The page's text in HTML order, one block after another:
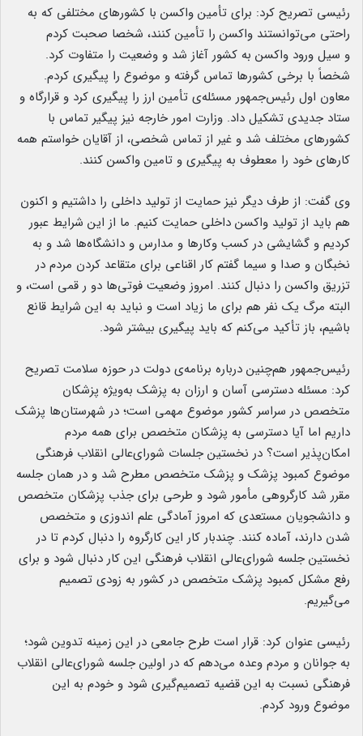
رئیسی تصریح کرد: برای تأمین واکسن با کشورهای مختلفی که به
راحتی می‌توانستند واکسن را تأمین کنند، شخصا صحبت کردم
و سیل ورود واکسن به کشور آغاز شد و وضعیت را متفاوت کرد.
شخصاً با برخی کشورها تماس گرفته و موضوع را پیگیری کردم.
معاون اول رئیس‌جمهور مسئله‌ی تأمین ارز را پیگیری کرد و قرارگاه و
ستاد جدیدی تشکیل داد. وزارت امور خارجه نیز پیگیر تماس با
کشورهای مختلف شد و غیر از تماس شخصی، از آقایان خواستم همه
کارهای خود را معطوف به پیگیری و تامین واکسن کنند.
وی گفت: از طرف دیگر نیز حمایت از تولید داخلی را داشتیم و اکنون
هم باید از تولید واکسن داخلی حمایت کنیم. ما از این شرایط عبور
کردیم و گشایشی در کسب وکارها و مدارس و دانشگاه‌ها شد و به
نخبگان و صدا و سیما گفتم کار اقناعی برای متقاعد کردن مردم در
تزریق واکسن را دنبال کنند. امروز وضعیت فوتی‌ها دو ر قمی است، و
البته مرگ یک نفر هم برای ما زیاد است و نباید به این شرایط قانع
باشیم، باز تأکید می‌کنم که باید پیگیری بیشتر شود.
رئیس‌جمهور هم‌چنین درباره برنامه‌ی دولت در حوزه سلامت تصریح
کرد: مسئله دسترسی آسان و ارزان به پزشک به‌ویژه پزشکان
متخصص در سراسر کشور موضوع مهمی است؛ در شهرستان‌ها پزشک
داریم اما آیا دسترسی به پزشکان متخصص برای همه مردم
امکان‌پذیر است؟ در نخستین جلسات شورای‌عالی انقلاب فرهنگی
موضوع کمبود پزشک و پزشک متخصص مطرح شد و در همان جلسه
مقرر شد کارگروهی مأمور شود و طرحی برای جذب پزشکان متخصص
و دانشجویان مستعدی که امروز آمادگی علم اندوزی و متخصص
شدن دارند، آماده کنند. چندبار کار این کارگروه را دنبال کردم تا در
نخستین جلسه شورای‌عالی انقلاب فرهنگی این کار دنبال شود و برای
رفع مشکل کمبود پزشک متخصص در کشور به زودی تصمیم
می‌گیریم.
رئیسی عنوان کرد: قرار است طرح جامعی در این زمینه تدوین شود؛
به جوانان و مردم وعده می‌دهم که در اولین جلسه شورای‌عالی انقلاب
فرهنگی نسبت به این قضیه تصمیم‌گیری شود و خودم به این
موضوع ورود کردم.